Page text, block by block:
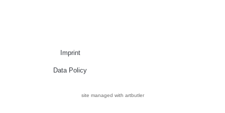
Imprint
Data Policy
site managed with artbutler